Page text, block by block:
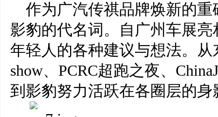
作为广汽传祺品牌焕新的
影豹的代名词。自广州车展
年轻人的各种建议与想法。
show、PCRC超跑之夜、
到影豹努力活跃在各圈层的身